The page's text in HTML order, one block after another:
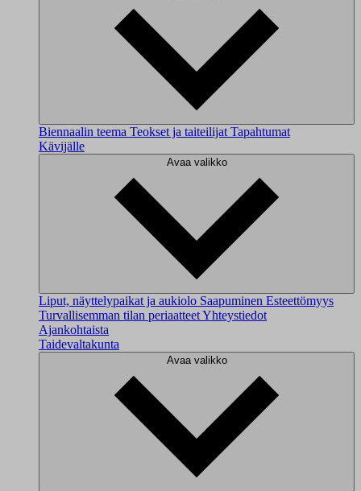
Biennaalin teema Teokset ja taiteilijat Tapahtumat
Kävijälle
Avaa valikko
Liput, näyttelypaikat ja aukiolo Saapuminen Esteettömyys
Turvallisemman tilan periaatteetYhteystiedot
Ajankohtaista
Taidevaltakunta
Avaa valikko